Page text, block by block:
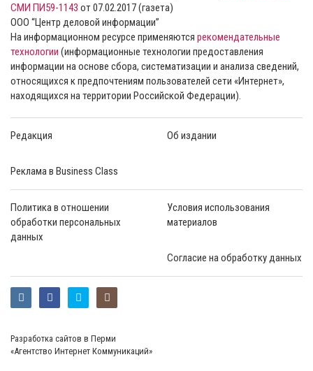
СМИ ПИ59-1143 от 07.02.2017 (газета)
ООО “Центр деловой информации”
На информационном ресурсе применяются рекомендательные
технологии (информационные технологии предоставления
информации на основе сбора, систематизации и анализа сведений,
относящихся к предпочтениям пользователей сети «Интернет»,
находящихся на территории Российской Федерации).
Редакция Об издании
Реклама в Business Class
Политика в отношении
обработки персональных
данных
Условия использования
материалов
Согласие на обработку данных
Разработка сайтов в Перми
«Агентство Интернет Коммуникаций»